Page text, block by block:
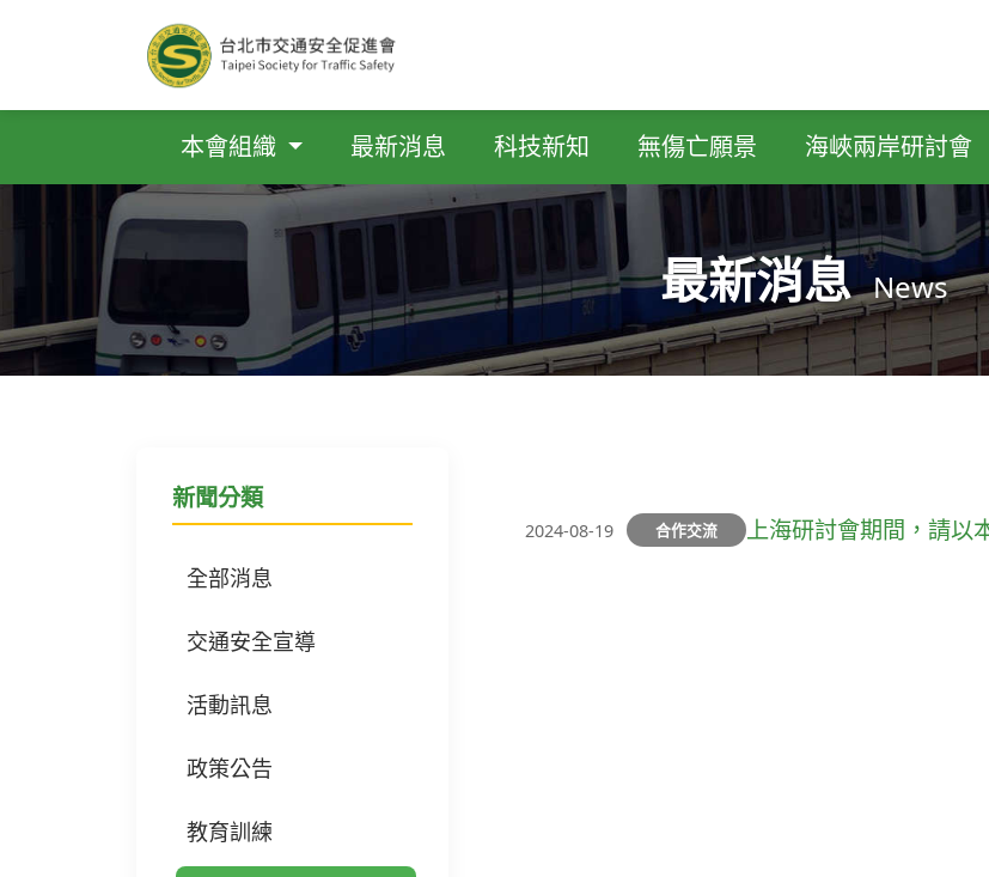
本會組織 最新消息 科技新知 無傷亡願景 海峽兩岸研討會
最新消息 News
新聞分類
全部消息
交通安全宣導
活動訊息
政策公告
教育訓練
2024-08-19 合作交流 上海研討會期間，請以